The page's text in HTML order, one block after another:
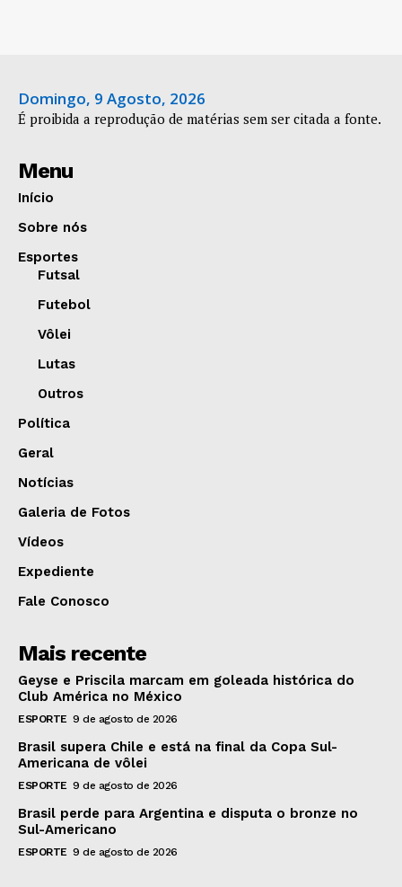
Domingo, 9 Agosto, 2026
É proibida a reprodução de matérias sem ser citada a fonte.
Menu
Início
Sobre nós
Esportes
Futsal
Futebol
Vôlei
Lutas
Outros
Política
Geral
Notícias
Galeria de Fotos
Vídeos
Expediente
Fale Conosco
Mais recente
Geyse e Priscila marcam em goleada histórica do
Club América no México
ESPORTE 9 de agosto de 2026
Brasil supera Chile e está na final da Copa Sul-
Americana de vôlei
ESPORTE 9 de agosto de 2026
Brasil perde para Argentina e disputa o bronze no
Sul-Americano
ESPORTE 9 de agosto de 2026